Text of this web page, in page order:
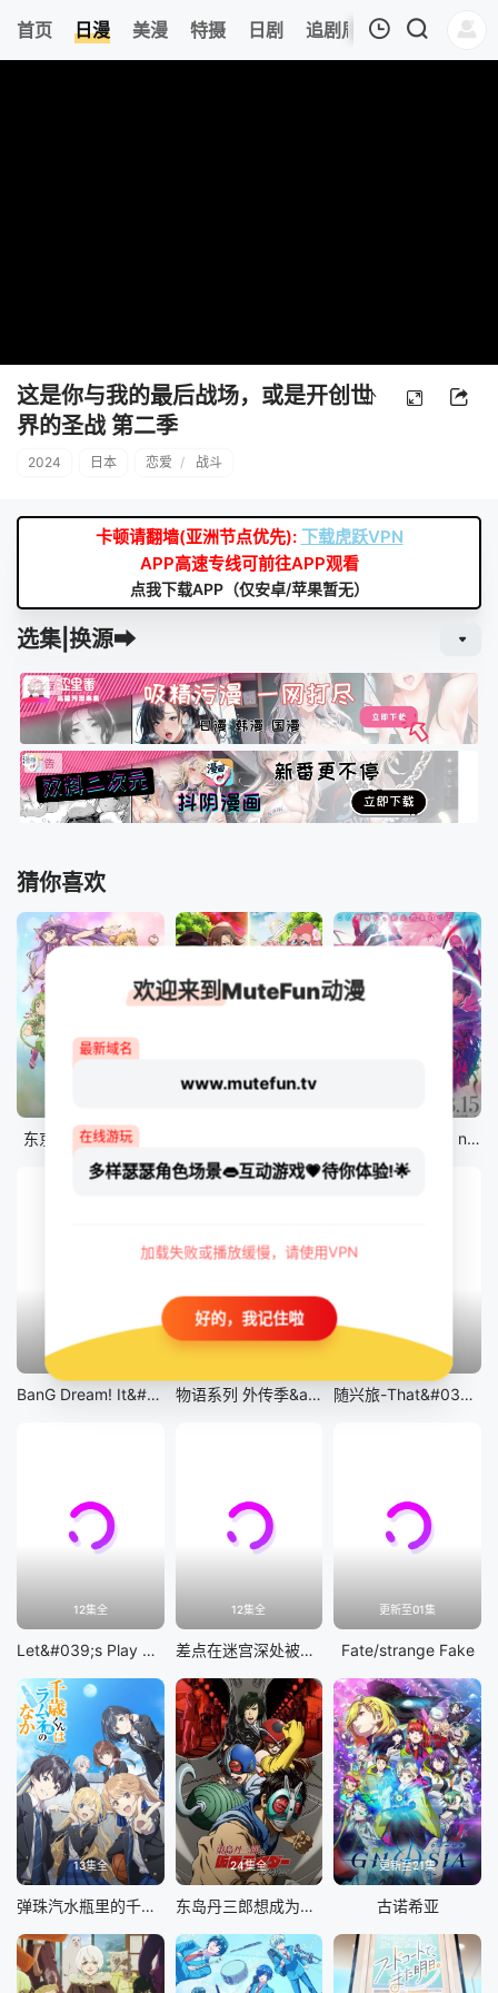
首页 日漫 美漫 特摄 日剧 追剧周表 今日更新
这是你与我的最后战场，或是开创世
界的圣战 第二季
2024 日本 恋爱 / 战斗
卡顿请翻墙(亚洲节点优先): 下载虎跃VPN
APP高速专线可前往APP观看
点我下载APP（仅安卓/苹果暂无）
选集|换源➡
猜你喜欢
东京猫猫 NEW～♡ 剧场版 Fate/stay night [Heaven&#039;s Feel] III.spring song
BanG Dream! It&#039;s MyGO!!!!! 物语系列 外传季&amp;怪物季 随兴旅-That&#039;s Journey-
12集全
Let&#039;s Play 充满挑战的人生
12集全
差点在迷宫深处被信任的伙伴杀掉，但靠着天赐技能「无限扭蛋」获得等级9999的伙伴，我要向前队友和世界展开复仇&amp;「给他们好看！」
更新至01集
Fate/strange Fake
13集全
弹珠汽水瓶里的千岁同学
24集全
东岛丹三郎想成为假面骑士
更新至21集
古诺希亚
欢迎来到MuteFun动漫
最新域名
www.mutefun.tv
在线游玩
多样瑟瑟角色场景👄互动游戏💗待你体验!🌟
加载失败或播放缓慢，请使用VPN
好的，我记住啦